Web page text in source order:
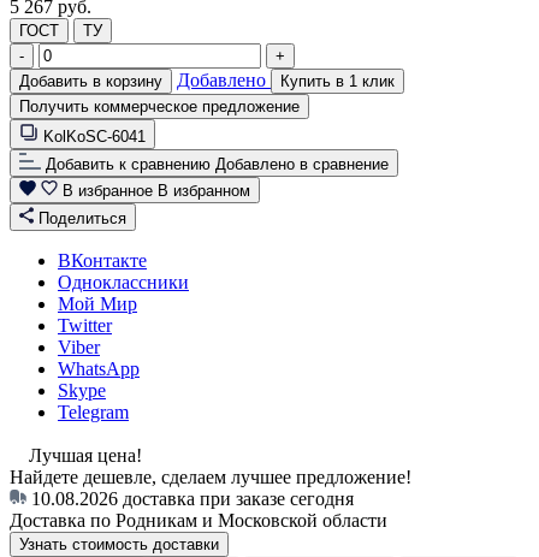
5 267 руб.
ГОСТ
ТУ
-
+
Добавить в корзину
Добавлено
Купить в 1 клик
Получить коммерческое предложение
KolKoSC-6041
Добавить к сравнению Добавлено в сравнение
В избранное В избранном
Поделиться
ВКонтакте
Одноклассники
Мой Мир
Twitter
Viber
WhatsApp
Skype
Telegram
Лучшая цена!
Найдете дешевле, сделаем лучшее предложение!
10.08.2026 доставка при заказе сегодня
Доставка по Родникам и Московской области
Узнать стоимость доставки